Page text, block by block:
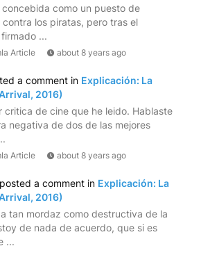
concebida como un puesto de
los piratas, pero tras el
...
Article about 8 years ago
a comment in Explicación: La
2016)
critica de cine que he leido. Hablaste
negativa de dos de las mejores
Article about 8 years ago
posted a comment in Explicación: La
2016)
tan mordaz como destructiva de la
de nada de acuerdo, que si es
...